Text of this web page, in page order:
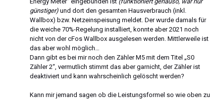
günstiger) und dort den gesamten Hausverbrauch (inkl.
Wallbox) bzw. Netzeinspeisung meldet. Der wurde damals für
die weiche 70%-Regelung installiert, konnte aber 2021 noch
nicht von der cFos Wallbox ausgelesen werden. Mittlerweile ist
das aber wohl möglich…
Dann gibt es bei mir noch den Zähler M5 mit dem Titel „S0
Zähler 2“, vermutlich stimmt das aber garnicht, der Zähler ist
deaktiviert und kann wahrscheinlich gelöscht werden?
Kann mir jemand sagen ob die Leistungsformel so wie oben zu